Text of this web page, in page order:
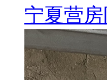
宁夏营